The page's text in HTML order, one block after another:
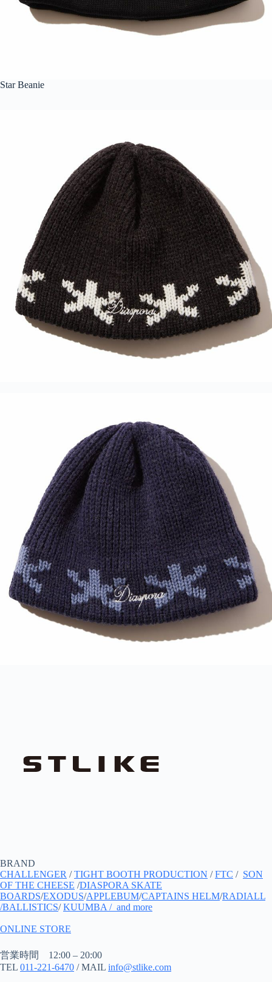
Star Beanie
BRAND
CHALLENGER /TIGHT BOOTH PRODUCTION /FTC / SON
OF THE CHEESE /DIASPORA SKATE
BOARDS/EXODUS/APPLEBUM/CAPTAINS HELM/RADIALL
/BALLISTICS/KUUMBA / and more
ONLINE STORE
営業時間 12:00 – 20:00
TEL 011-221-6470 / MAIL info@stlike.com